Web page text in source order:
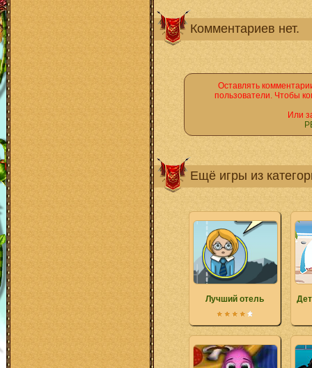
Комментариев нет.
Оставлять
пользователи. Чтобы
Или
Ещё игры из
Лучший отель